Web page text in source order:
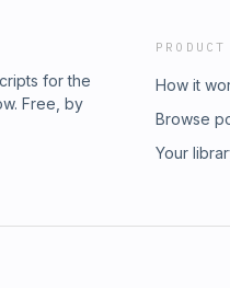
for the
Free, by
PRODUCT
How it
Browse
Your